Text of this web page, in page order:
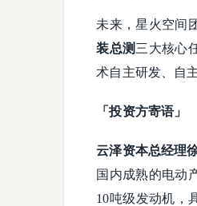
未来，星火空间
装总测 三大核心
术自主研发、自
「投资方寄语」
云泽资本总经理
国内成熟的电动
10吨级发动机，